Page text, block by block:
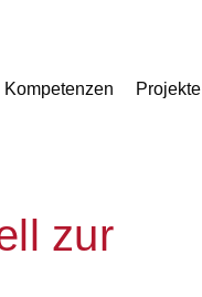
Kompetenzen Projekte
zur